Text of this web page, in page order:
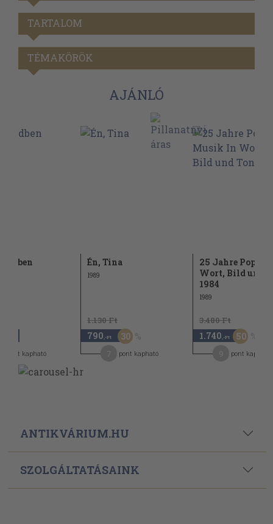
TARTALOM
TÉMAKÖRÖK
AJÁNLÓ
pont kapható
Én, Tina
1989
1.130 Ft
790 ,-Ft 30
pont kapható
25 Jahre Pop
Wort, Bild und
1984
1989
3.480 Ft
1.740 ,-Ft 50
pont kapható
ANTIKVÁRIUM.HU
SZOLGÁLTATÁSAINK